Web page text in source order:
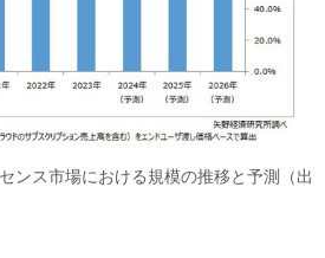
ンス市場における規模の推移と予測（出